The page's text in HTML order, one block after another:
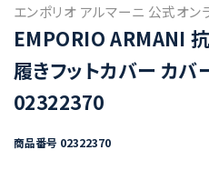
エンポリオ アルマーニ 公式オン
EMPORIO ARMANI
履きフットカバー カバ
02322370
商品番号 02322370